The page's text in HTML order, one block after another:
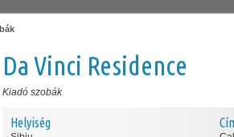
Da Vinci Residence
Kiadó szobák
Helyiség